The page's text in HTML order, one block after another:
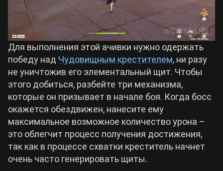
Для выполнения этой ачивки нужно одержать
победу над Чудовищным крестителем, ни разу
не уничтожив его элементальный щит. Чтобы
этого добиться, разбейте три механизма,
которые он призывает в начале боя. Когда босс
окажется обездвижен, нанесите ему
максимальное возможное количество урона –
это облегчит процесс получения достижения,
так как в процессе схватки креститель начнет
очень часто генерировать щиты.